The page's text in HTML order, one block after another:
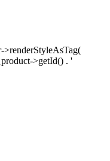
>renderStyleAsTag(
>getId() . '